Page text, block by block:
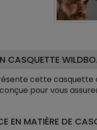
CASQUETTE
cette casquette
pour vous
EN MATIÈRE DE